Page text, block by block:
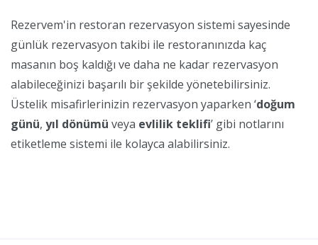
Rezervem'in restoran rezervasyon sistemi sayesinde
günlük rezervasyon takibi ile restoranınızda kaç
masanın boş kaldığı ve daha ne kadar rezervasyon
alabileceğinizi başarılı bir şekilde yönetebilirsiniz.
Üstelik misafirlerinizin rezervasyon yaparken ‘doğum
günü, yıl dönümü veya evlilik teklifi’ gibi notlarını
etiketleme sistemi ile kolayca alabilirsiniz.